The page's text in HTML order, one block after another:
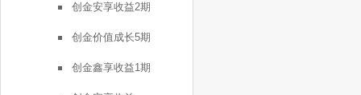
创金安享收益2期
创金价值成长5期
创金鑫享收益1期